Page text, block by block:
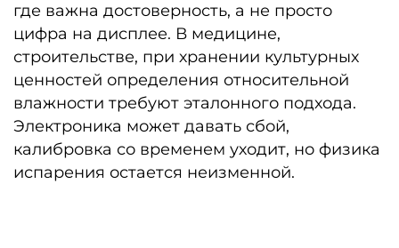
где важна достоверность, а не просто
цифра на дисплее. В медицине,
строительстве, при хранении культурных
ценностей определения относительной
влажности требуют эталонного подхода.
Электроника может давать сбой,
калибровка со временем уходит, но физика
испарения остается неизменной.